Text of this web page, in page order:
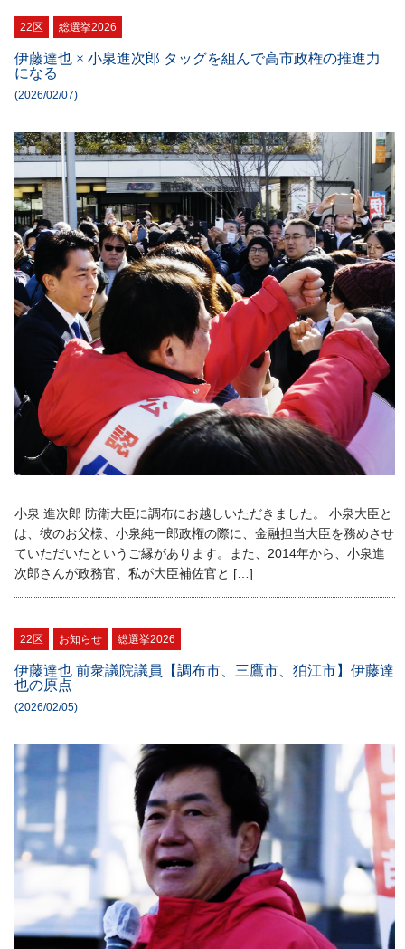
22区 総選挙2026
伊藤達也 × 小泉進次郎 タッグを組んで高市政権の推進力
になる
(2026/02/07)
小泉 進次郎 防衛大臣に調布にお越しいただきました。 小泉大臣と
は、彼のお父様、小泉純一郎政権の際に、金融担当大臣を務めさせ
ていただいたというご縁があります。また、2014年から、小泉進
次郎さんが政務官、私が大臣補佐官と […]
22区 お知らせ 総選挙2026
伊藤達也 前衆議院議員【調布市、三鷹市、狛江市】伊藤達
也の原点
(2026/02/05)